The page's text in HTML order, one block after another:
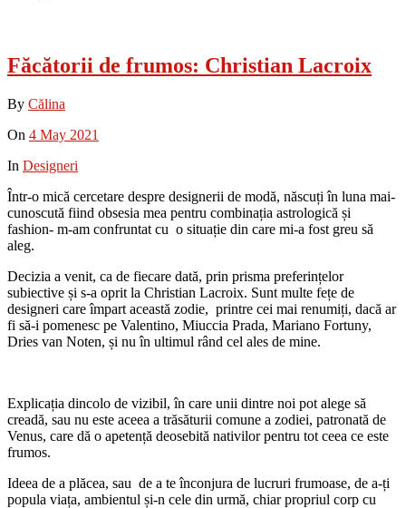
Făcătorii de frumos: Christian Lacroix
By Călina
On 4 May 2021
In Designeri
Într-o mică cercetare despre designerii de modă, născuți în luna mai-
cunoscută fiind obsesia mea pentru combinația astrologică și
fashion- m-am confruntat cu o situație din care mi-a fost greu să
aleg.
Decizia a venit, ca de fiecare dată, prin prisma preferințelor
subiective și s-a oprit la Christian Lacroix. Sunt multe fețe de
designeri care împart această zodie, printre cei mai renumiți, dacă ar
fi să-i pomenesc pe Valentino, Miuccia Prada, Mariano Fortuny,
Dries van Noten, și nu în ultimul rând cel ales de mine.
Explicația dincolo de vizibil, în care unii dintre noi pot alege să
creadă, sau nu este aceea a trăsăturii comune a zodiei, patronată de
Venus, care dă o apetență deosebită nativilor pentru tot ceea ce este
frumos.
Ideea de a plăcea, sau de a te înconjura de lucruri frumoase, de a-ți
popula viața, ambientul și-n cele din urmă, chiar propriul corp cu